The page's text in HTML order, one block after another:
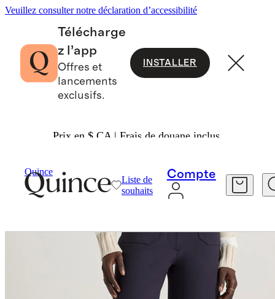
Veuillez consulter notre déclaration d’accessibilité
Télécharge
z l’app
Offres et
lancements
exclusifs.
INSTALLER
Prix en $ CA | Frais de douane inclus.
Quince
Liste de
souhaits
Compte